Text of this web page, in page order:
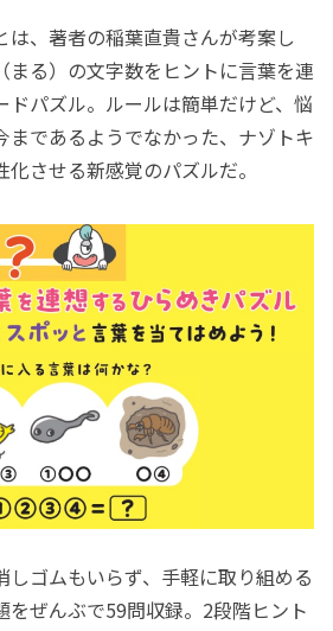
は、著者の稲葉直貴さんが考案し
まる）の文字数をヒントに言葉を連
ドパズル。ルールは簡単だけど、悩
まであるようでなかった、ナゾトキ
させる新感覚のパズルだ。
ゴムもいらず、手軽に取り組める
をぜんぶで59問収録。2段階ヒント